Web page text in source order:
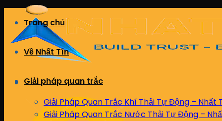
Trang chủ
Về Nhất Tín
Giải pháp quan trắc
Giải Pháp Quan Trắc Khí Thải Tự Động – Nhất
Giải Pháp Quan Trắc Nước Thải Tự Động –